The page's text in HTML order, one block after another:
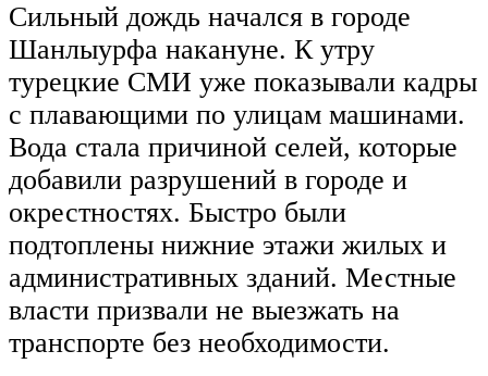
Сильный дождь начался в городе
Шанлыурфа накануне. К утру
турецкие СМИ уже показывали кадры
с плавающими по улицам машинами.
Вода стала причиной селей, которые
добавили разрушений в городе и
окрестностях. Быстро были
подтоплены нижние этажи жилых и
административных зданий. Местные
власти призвали не выезжать на
транспорте без необходимости.